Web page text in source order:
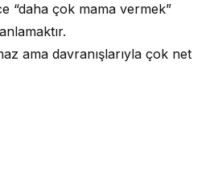
“daha çok mama vermek”
ama davranışlarıyla çok net